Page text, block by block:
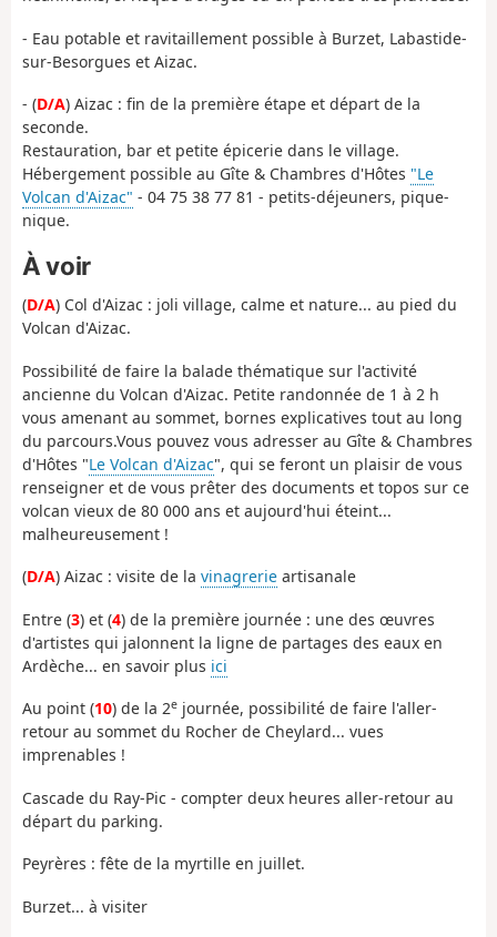
- Eau potable et ravitaillement possible à Burzet, Labastide-
sur-Besorgues et Aizac.
- (D/A) Aizac : fin de la première étape et départ de la
seconde.
Restauration, bar et petite épicerie dans le village.
Hébergement possible au Gîte & Chambres d'Hôtes "Le
Volcan d'Aizac" - 04 75 38 77 81 - petits-déjeuners, pique-
nique.
À voir
(D/A) Col d'Aizac : joli village, calme et nature... au pied du
Volcan d'Aizac.
Possibilité de faire la balade thématique sur l'activité
ancienne du Volcan d'Aizac. Petite randonnée de 1 à 2 h
vous amenant au sommet, bornes explicatives tout au long
du parcours.Vous pouvez vous adresser au Gîte & Chambres
d'Hôtes "Le Volcan d'Aizac", qui se feront un plaisir de vous
renseigner et de vous prêter des documents et topos sur ce
volcan vieux de 80 000 ans et aujourd'hui éteint...
malheureusement !
(D/A) Aizac : visite de la vinagrerie artisanale
Entre (3) et (4) de la première journée : une des œuvres
d'artistes qui jalonnent la ligne de partages des eaux en
Ardèche... en savoir plus ici
Au point (10) de la 2e journée, possibilité de faire l'aller-
retour au sommet du Rocher de Cheylard... vues
imprenables !
Cascade du Ray-Pic - compter deux heures aller-retour au
départ du parking.
Peyrères : fête de la myrtille en juillet.
Burzet... à visiter